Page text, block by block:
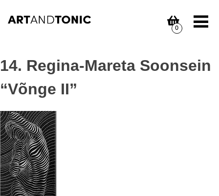
0
14. Regina-Mareta Soonsein
“Võnge II”